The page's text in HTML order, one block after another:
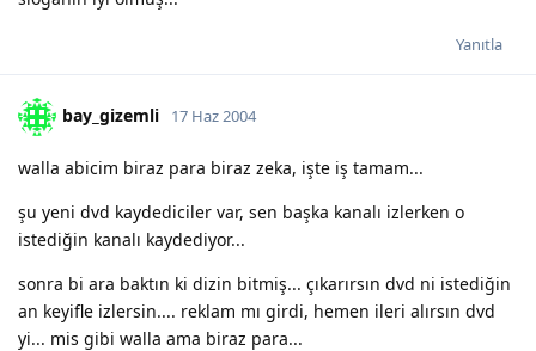
Yanıtla
bay_gizemli 17 Haz 2004
walla abicim biraz para biraz zeka, işte iş tamam...
şu yeni dvd kaydediciler var, sen başka kanalı izlerken o
istediğin kanalı kaydediyor...
sonra bi ara baktın ki dizin bitmiş... çıkarırsın dvd ni istediğin
an keyifle izlersin.... reklam mı girdi, hemen ileri alırsın dvd
yi... mis gibi walla ama biraz para...